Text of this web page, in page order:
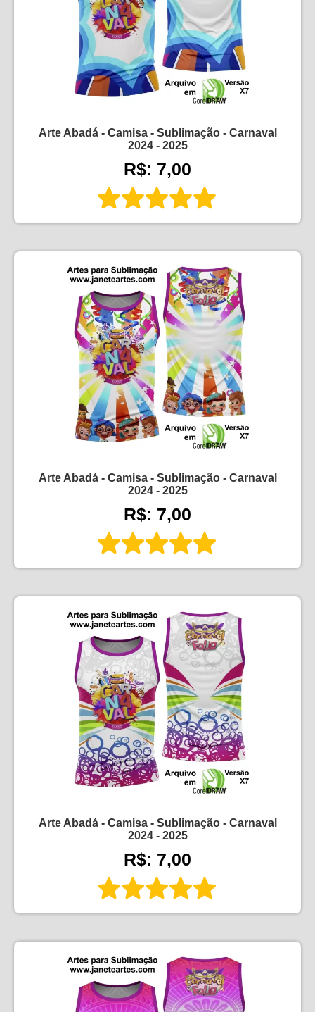
Arte Abadá - Camisa - Sublimação - Carnaval
2024 - 2025
R$: 7,00
Arte Abadá - Camisa - Sublimação - Carnaval
2024 - 2025
R$: 7,00
Arte Abadá - Camisa - Sublimação - Carnaval
2024 - 2025
R$: 7,00